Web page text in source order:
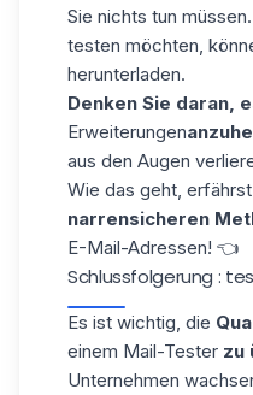
Sie nichts tun
testen möchten,
herunterladen.
Denken Sie daran,
Erweiterungen
aus den Augen
Wie das geht,
narrensicheren
E-Mail-Adressen! 👈
Schlussfolgerung :
Es ist wichtig, die
einem Mail-Tester zu
Unternehmen